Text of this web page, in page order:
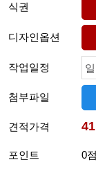
식권
디자인옵션
작업일정
첨부파일
견적가격
포인트 0점